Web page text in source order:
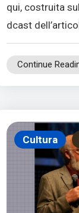
qui, costruita
dcast
Continue
Cultura